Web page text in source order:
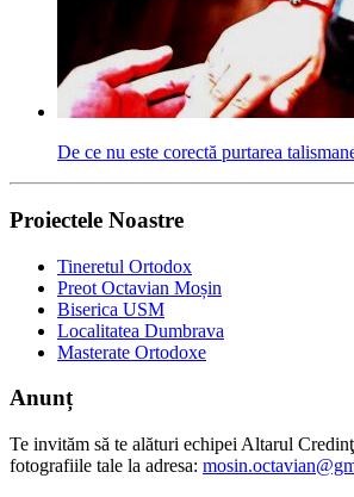
De ce nu este corectă purtarea
Proiectele Noastre
Tineretul Ortodox
Preot Octavian Moșin
Biserica USM
Localitatea Dumbrava
Masterate Ortodoxe
Anunț
Te invităm să te alături echipei Altarul
fotografiile tale la adresa: